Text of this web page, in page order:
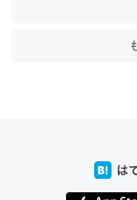
ちょうど同じ理由で